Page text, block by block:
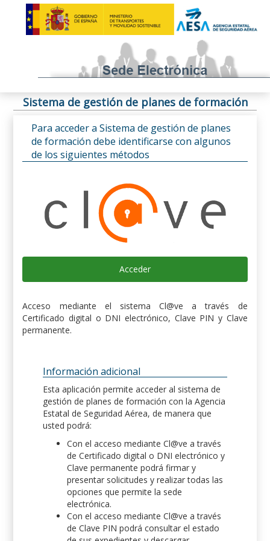
Sistema de gestión de planes de formación
Para acceder a Sistema de gestión de planes
de formación debe identificarse con algunos
de los siguientes métodos
Acceder
Acceso mediante el sistema Cl@ve a través de
Certificado digital o DNI electrónico, Clave PIN y Clave
permanente.
Información adicional
Esta aplicación permite acceder al sistema de
gestión de planes de formación con la Agencia
Estatal de Seguridad Aérea, de manera que
usted podrá:
Con el acceso mediante Cl@ve a través
de Certificado digital o DNI electrónico y
Clave permanente podrá firmar y
presentar solicitudes y realizar todas las
opciones que permite la sede
electrónica.
Con el acceso mediante Cl@ve a través
de Clave PIN podrá consultar el estado